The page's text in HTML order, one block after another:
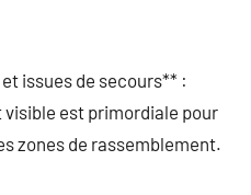
issues de secours** :
est primordiale pour
zones de rassemblement.